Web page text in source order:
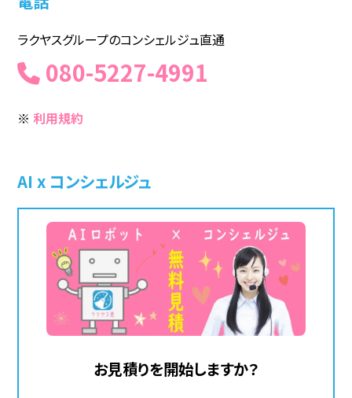
ラクヤスグループのコンシェルジュ直通
080-5227-4991
※利用規約
AI x コンシェルジュ
お見積りを開始しますか？